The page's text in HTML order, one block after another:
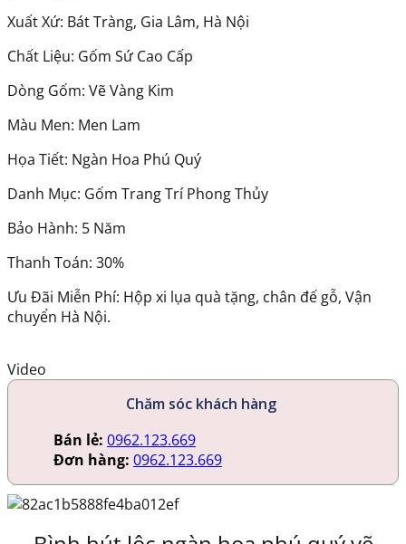
Xuất Xứ: Bát Tràng, Gia Lâm, Hà Nội
Chất Liệu: Gốm Sứ Cao Cấp
Dòng Gốm: Vẽ Vàng Kim
Màu Men: Men Lam
Họa Tiết: Ngàn Hoa Phú Quý
Danh Mục: Gốm Trang Trí Phong Thủy
Bảo Hành: 5 Năm
Thanh Toán: 30%
Ưu Đãi Miễn Phí: Hộp xi lụa quà tặng, chân đế gỗ, Vận
chuyển Hà Nội.
Video
Chăm sóc khách hàng
Bán lẻ: 0962.123.669
Đơn hàng: 0962.123.669